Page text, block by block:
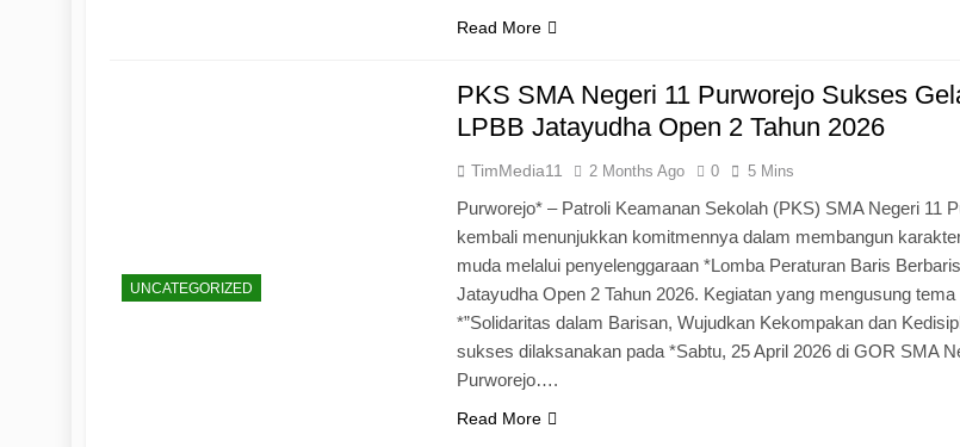
Read More
UNCATEGORIZED
PKS SMA Negeri 11 Purworejo Sukses
LPBB Jatayudha Open 2 Tahun 2026
TimMedia11 2 Months Ago 0 5 Mins
Purworejo* – Patroli Keamanan Sekolah (PKS) SMA Negeri 11
kembali menunjukkan komitmennya dalam membangun
muda melalui penyelenggaraan *Lomba Peraturan Baris
Jatayudha Open 2 Tahun 2026. Kegiatan yang mengusung tema
*”Solidaritas dalam Barisan, Wujudkan Kekompakan dan
sukses dilaksanakan pada *Sabtu, 25 April 2026 di GOR SMA
Purworejo….
Read More